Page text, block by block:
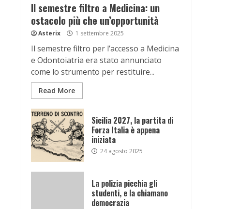
Il semestre filtro a Medicina: un
ostacolo più che un’opportunità
Asterix 1 settembre 2025
Il semestre filtro per l’accesso a Medicina
e Odontoiatria era stato annunciato
come lo strumento per restituire...
Read More
Sicilia 2027, la partita di
Forza Italia è appena
iniziata
24 agosto 2025
La polizia picchia gli
studenti, e la chiamano
democrazia